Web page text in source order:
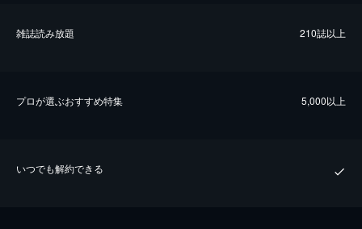
雑誌読み放題 210誌以上
プロが選ぶおすすめ特集 5,000以上
いつでも解約できる